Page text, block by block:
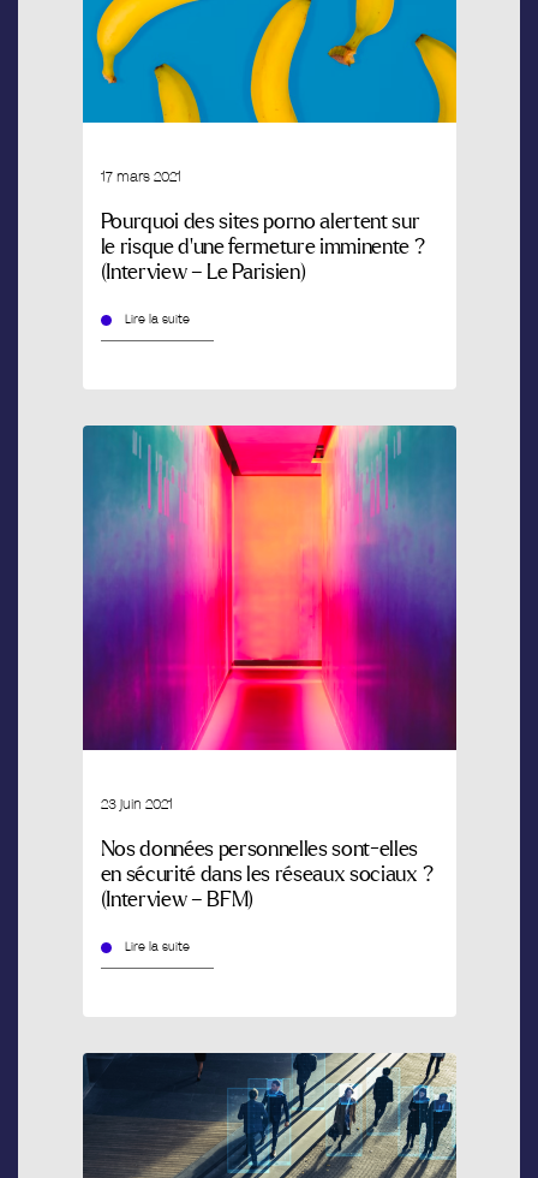
17 mars 2021
Pourquoi des sites porno alertent sur
le risque d’une fermeture imminente ?
(Interview – Le Parisien)
Lire la suite
23 juin 2021
Nos données personnelles sont-elles
en sécurité dans les réseaux sociaux ?
(Interview – BFM)
Lire la suite